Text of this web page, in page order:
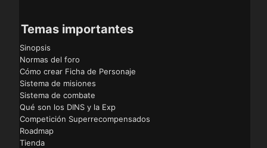
Temas importantes
Sinopsis
Normas del foro
Cómo crear Ficha de Personaje
Sistema de misiones
Sistema de combate
Qué son los DINS y la Exp
Competición Superrecompensados
Roadmap
Tienda